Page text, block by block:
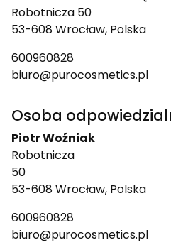
Robotnicza 50
53-608 Wrocław, Polska
600960828
biuro@purocosmetics.pl
Osoba
Piotr Woźniak
Robotnicza
50
53-608 Wrocław, Polska
600960828
biuro@purocosmetics.pl